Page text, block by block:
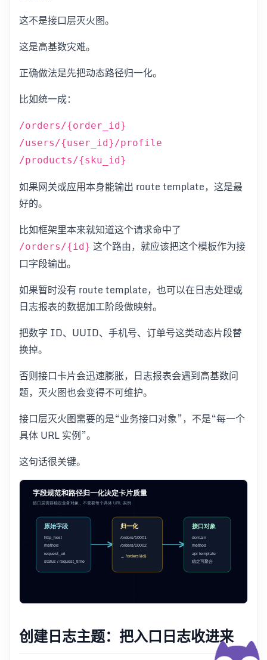
这不是接口层灭火图。
这是高基数灾难。
正确做法是先把动态路径归一化。
比如统一成：
/orders/{order_id}
/users/{user_id}/profile
/products/{sku_id}
如果网关或应用本身能输出 route template，这是最
好的。
比如框架里本来就知道这个请求命中了
/orders/{id} 这个路由，就应该把这个模板作为接
口字段输出。
如果暂时没有 route template，也可以在日志处理或
日志报表的数据加工阶段做映射。
把数字 ID、UUID、手机号、订单号这类动态片段替
换掉。
否则接口卡片会迅速膨胀，日志报表会遇到高基数问
题，灭火图也会变得不可维护。
接口层灭火图需要的是“业务接口对象”，不是“每一个
具体 URL 实例”。
这句话很关键。
创建日志主题：把入口日志收进来